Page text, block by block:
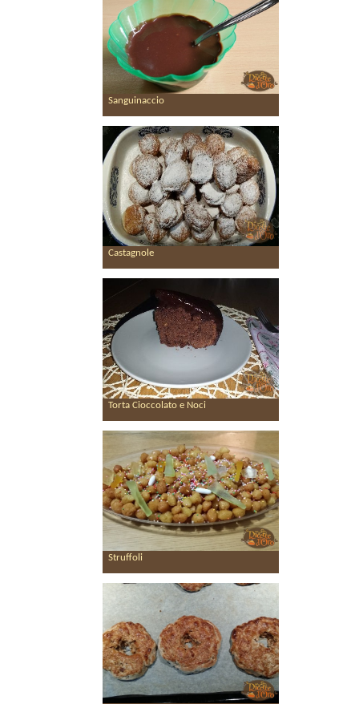
Sanguinaccio
Castagnole
Torta Cioccolato e Noci
Struffoli